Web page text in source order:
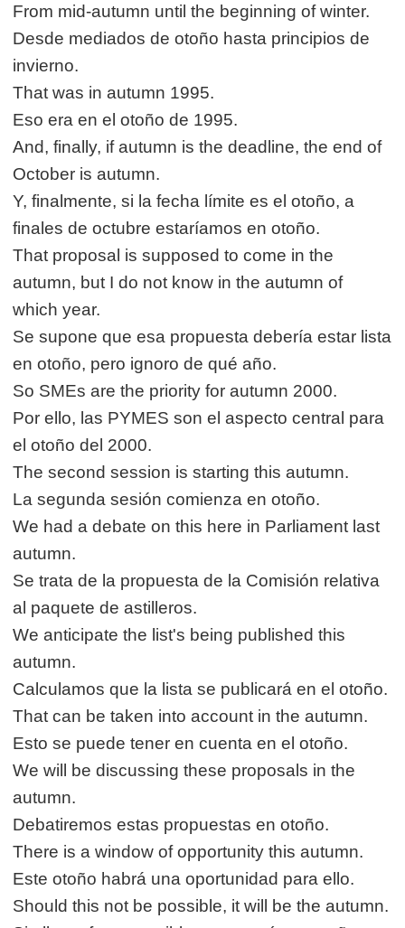
From mid-autumn until the beginning of winter.
Desde mediados de otoño hasta principios de
invierno.
That was in autumn 1995.
Eso era en el otoño de 1995.
And, finally, if autumn is the deadline, the end of
October is autumn.
Y, finalmente, si la fecha límite es el otoño, a
finales de octubre estaríamos en otoño.
That proposal is supposed to come in the
autumn, but I do not know in the autumn of
which year.
Se supone que esa propuesta debería estar lista
en otoño, pero ignoro de qué año.
So SMEs are the priority for autumn 2000.
Por ello, las PYMES son el aspecto central para
el otoño del 2000.
The second session is starting this autumn.
La segunda sesión comienza en otoño.
We had a debate on this here in Parliament last
autumn.
Se trata de la propuesta de la Comisión relativa
al paquete de astilleros.
We anticipate the list's being published this
autumn.
Calculamos que la lista se publicará en el otoño.
That can be taken into account in the autumn.
Esto se puede tener en cuenta en el otoño.
We will be discussing these proposals in the
autumn.
Debatiremos estas propuestas en otoño.
There is a window of opportunity this autumn.
Este otoño habrá una oportunidad para ello.
Should this not be possible, it will be the autumn.